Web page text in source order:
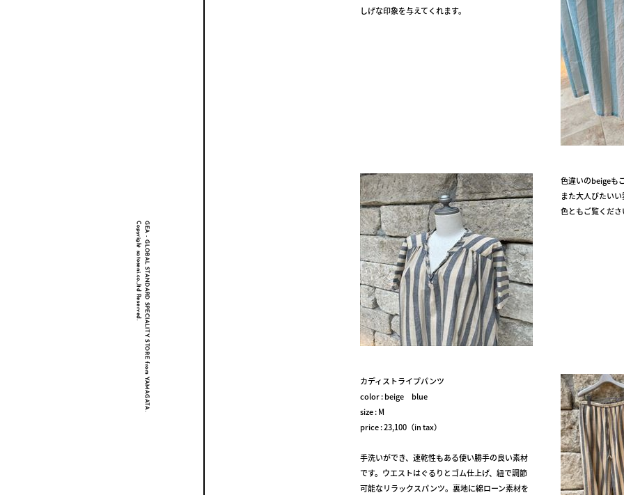
しげな印象を与えてくれます。
色違いのbeigeも
また大人びたい
色ともご覧くださ
カディストライプパンツ
color : beige blue
size : M
price : 23,100（in tax）
手洗いができ、速乾性もある使い勝手の良い素材
です。ウエストはぐるりとゴム仕上げ、紐で調節
可能なリラックスパンツ。裏地に綿ローン素材を